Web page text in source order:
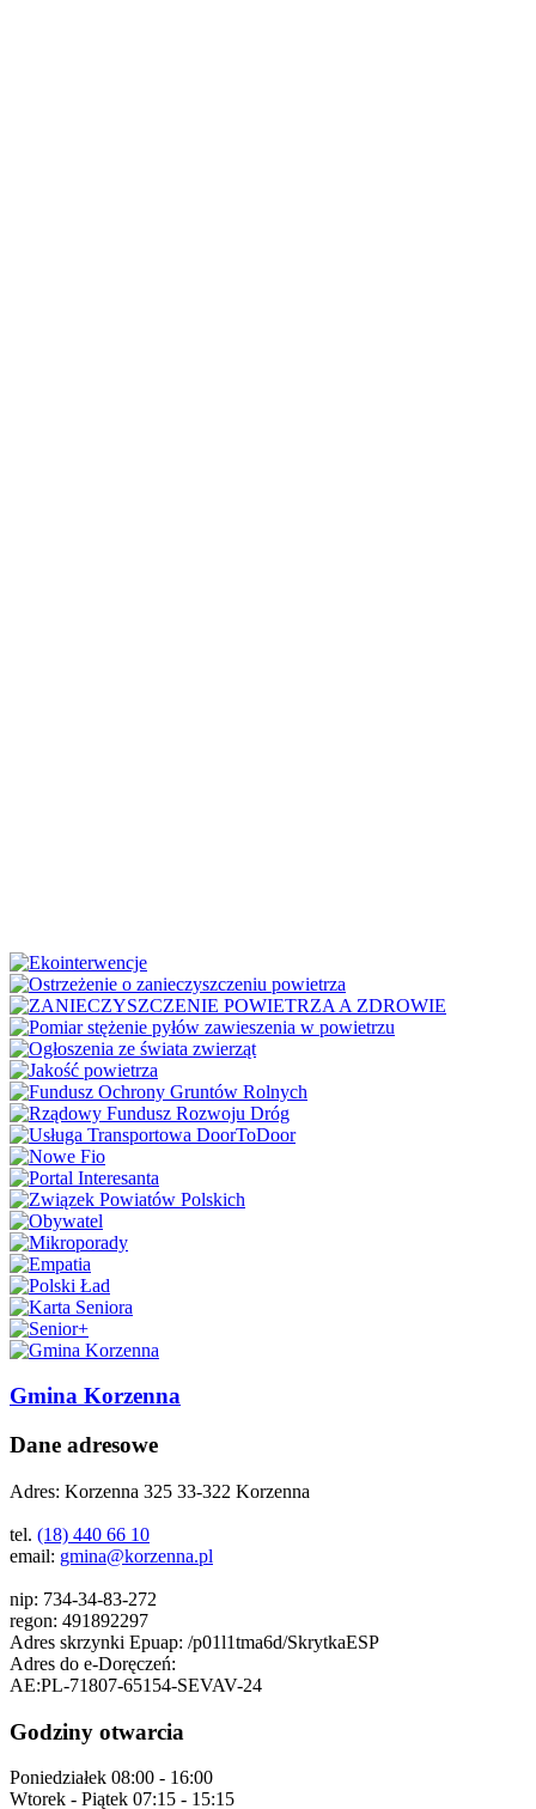
Gmina Korzenna
Dane adresowe
Adres: Korzenna 325 33-322 Korzenna
tel. (18) 440 66 10
email: gmina@korzenna.pl
nip: 734-34-83-272
regon: 491892297
Adres skrzynki Epuap: /p01l1tma6d/SkrytkaESP
Adres do e-Doręczeń:
AE:PL-71807-65154-SEVAV-24
Godziny otwarcia
Poniedziałek 08:00 - 16:00
Wtorek - Piątek 07:15 - 15:15